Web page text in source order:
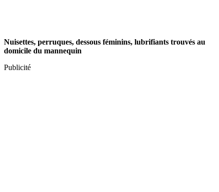
Nuisettes, perruques, dessous féminins, lubrifiants trouvés au
domicile du mannequin
Publicité